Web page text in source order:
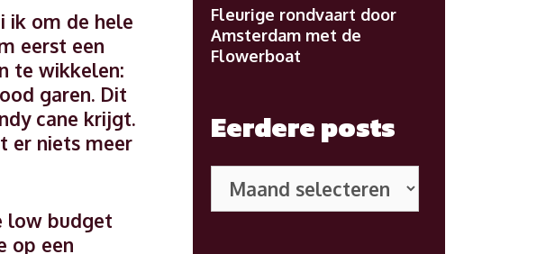
ik om de hele
eerst een
te wikkelen:
garen. Dit
cane krijgt.
er niets meer
low budget
op een
Fleurige rondvaart door
Amsterdam met de
Flowerboat
Eerdere posts
posts